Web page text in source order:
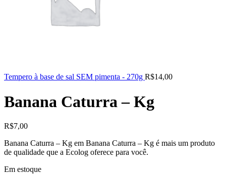
Tempero à base de sal SEM pimenta - 270g R$14,00
Banana Caturra – Kg
R$7,00
Banana Caturra – Kg em Banana Caturra – Kg é mais um produto
de qualidade que a Ecolog oferece para você.
Em estoque